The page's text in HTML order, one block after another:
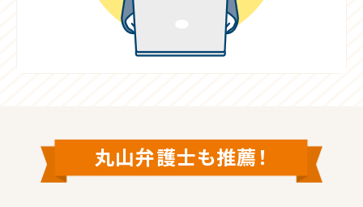
丸山弁護士も推薦！